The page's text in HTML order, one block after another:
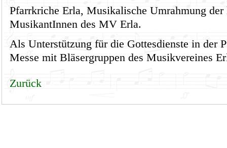
Pfarrkriche Erla, Musikalische Umrahmung
MusikantInnen des MV Erla.
Als Unterstützung für die Gottesdienste in der
Messe mit Bläsergruppen des Musikvereines
Zurück